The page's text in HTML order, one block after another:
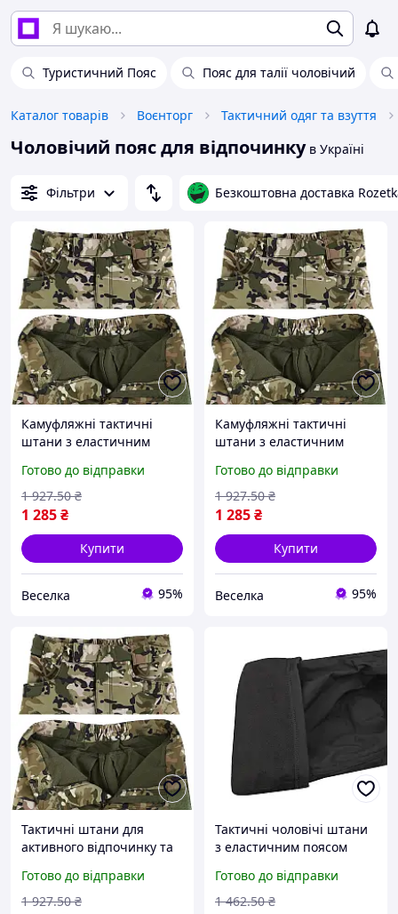
Туристичний Пояс Пояс для талії чоловічий
Каталог товарів Воєнторг Тактичний одяг та взуття
Чоловічий пояс для відпочинкув Україні
Фільтри Безкоштовна доставка
Камуфляжні тактичні
штани з еластичним
відпочинку та роботи з
міцного матеріалу FLAME
Готово до відправки
1 285₴
1 927.50 ₴
Купити
Веселка 95%
Камуфляжні тактичні
штани з еластичним
відпочинку та роботи XXL
FLAME
Готово до відправки
1 285₴
1 927.50 ₴
Купити
Веселка 95%
Тактичні штани для
активного відпочинку та
поясом і міцними
кишенями XXXL FLAME
Готово до відправки
1 927.50 ₴
Тактичні чоловічі штани
з еластичним поясом
відпочинку та
повсякденного носіння
Готово до відправки
1 462.50 ₴